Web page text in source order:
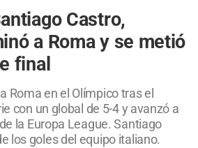
Castro,
a Roma y se metió
final
Roma en el Olímpico tras el
con un global de 5-4 y avanzó a
la Europa League. Santiago
los goles del equipo italiano.